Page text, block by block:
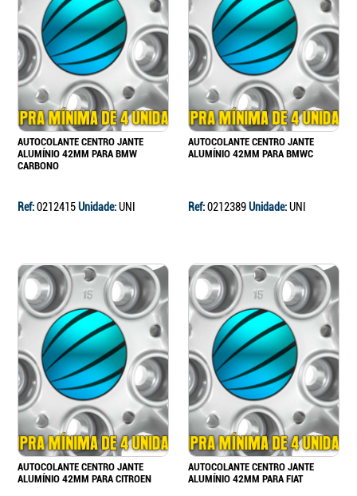
AUTOCOLANTE CENTRO JANTE
ALUMÍNIO 42MM PARA BMW
CARBONO
Ref:0212415Unidade:UNI
AUTOCOLANTE CENTRO JANTE
ALUMÍNIO 42MM PARA BMWC
Ref:0212389Unidade:UNI
AUTOCOLANTE CENTRO JANTE
ALUMÍNIO 42MM PARA CITROEN
AUTOCOLANTE CENTRO JANTE
ALUMÍNIO 42MM PARA FIAT